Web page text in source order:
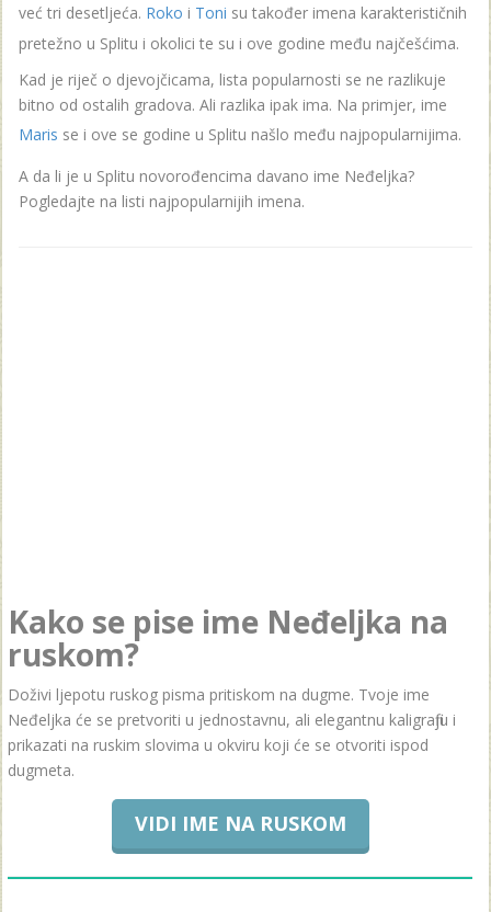
već tri desetljeća. Roko i Toni su također imena karakterističnih
pretežno u Splitu i okolici te su i ove godine među najčešćima.
Kad je riječ o djevojčicama, lista popularnosti se ne razlikuje
bitno od ostalih gradova. Ali razlika ipak ima. Na primjer, ime
Maris se i ove se godine u Splitu našlo među najpopularnijima.
A da li je u Splitu novorođencima davano ime Neđeljka?
Pogledajte na listi najpopularnijih imena.
Kako se pise ime Neđeljka na
ruskom?
Doživi ljepotu ruskog pisma pritiskom na dugme. Tvoje ime
Neđeljka će se pretvoriti u jednostavnu, ali elegantnu kaligrafiju i
prikazati na ruskim slovima u okviru koji će se otvoriti ispod
dugmeta.
VIDI IME NA RUSKOM